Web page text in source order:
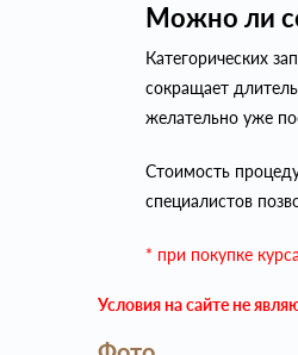
Можно ли
Категорических
сокращает
желательно уже
Стоимость
специалистов
* при покупке
Условия на сайте не